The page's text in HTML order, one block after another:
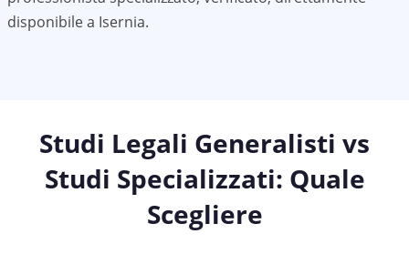
disponibile a Isernia.
Studi Legali Generalisti vs
Studi Specializzati: Quale
Scegliere